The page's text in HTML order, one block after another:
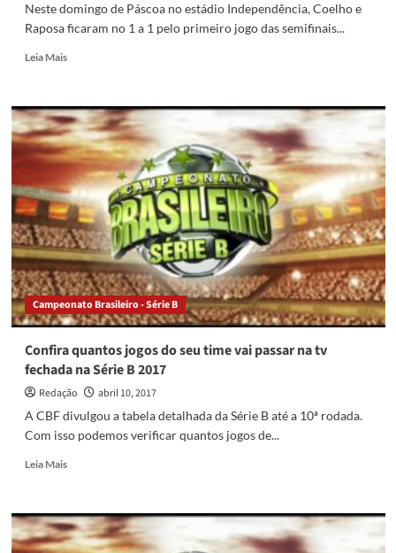
Neste domingo de Páscoa no estádio Independência, Coelho e
Raposa ficaram no 1 a 1 pelo primeiro jogo das semifinais...
Leia MaisRead
América
e
Cruzeiro
empatam
e
decisão
da
vaga
para
a
final
do
Mineiro
fica
aberto
Campeonato Brasileiro - Série B
Confira quantos jogos do seu time vai passar na tv
fechada na Série B 2017
Redação
abril 10, 2017
A CBF divulgou a tabela detalhada da Série B até a 10ª rodada.
Com isso podemos verificar quantos jogos de...
Leia MaisRead
Confira
quantos
jogos